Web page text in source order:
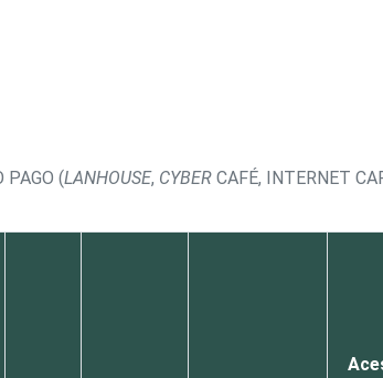
PAGO (LANHOUSE, CYBER CAFÉ, INTERNET